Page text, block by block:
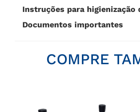
Instruções para higienização
Documentos importantes
COMPRE